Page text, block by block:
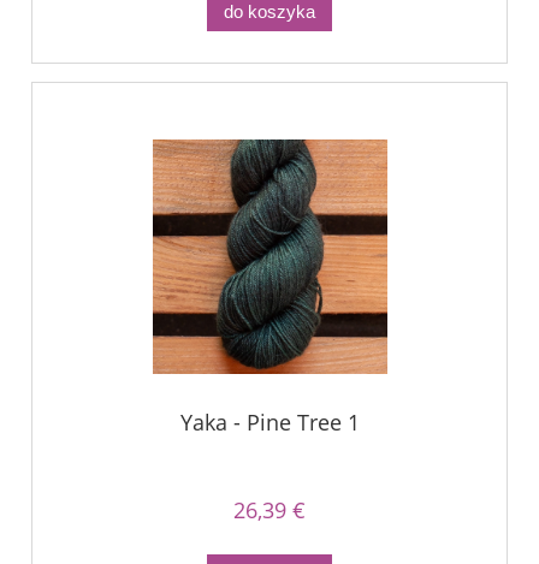
do koszyka
Yaka - Pine Tree 1
26,39 €